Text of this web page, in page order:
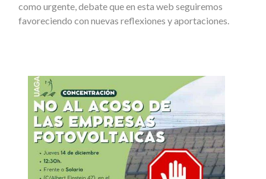
como urgente, debate que en esta web seguiremos
favoreciendo con nuevas reflexiones y aportaciones.